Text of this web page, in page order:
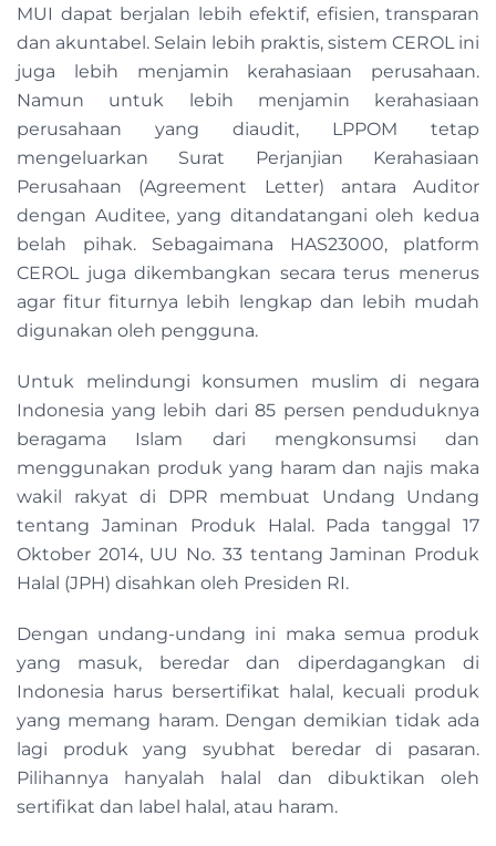
MUI dapat berjalan lebih efektif, efisien, transparan
dan akuntabel. Selain lebih praktis, sistem CEROL ini
juga lebih menjamin kerahasiaan perusahaan.
Namun untuk lebih menjamin kerahasiaan
perusahaan yang diaudit, LPPOM tetap
mengeluarkan Surat Perjanjian Kerahasiaan
Perusahaan (Agreement Letter) antara Auditor
dengan Auditee, yang ditandatangani oleh kedua
belah pihak. Sebagaimana HAS23000, platform
CEROL juga dikembangkan secara terus menerus
agar fitur fiturnya lebih lengkap dan lebih mudah
digunakan oleh pengguna.
Untuk melindungi konsumen muslim di negara
Indonesia yang lebih dari 85 persen penduduknya
beragama Islam dari mengkonsumsi dan
menggunakan produk yang haram dan najis maka
wakil rakyat di DPR membuat Undang Undang
tentang Jaminan Produk Halal. Pada tanggal 17
Oktober 2014, UU No. 33 tentang Jaminan Produk
Halal (JPH) disahkan oleh Presiden RI.
Dengan undang-undang ini maka semua produk
yang masuk, beredar dan diperdagangkan di
Indonesia harus bersertifikat halal, kecuali produk
yang memang haram. Dengan demikian tidak ada
lagi produk yang syubhat beredar di pasaran.
Pilihannya hanyalah halal dan dibuktikan oleh
sertifikat dan label halal, atau haram.